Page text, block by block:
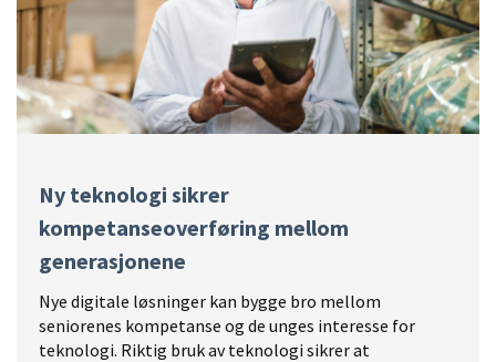
Ny teknologi sikrer
kompetanseoverføring mellom
generasjonene
Nye digitale løsninger kan bygge bro mellom
seniorenes kompetanse og de unges interesse for
teknologi. Riktig bruk av teknologi sikrer at